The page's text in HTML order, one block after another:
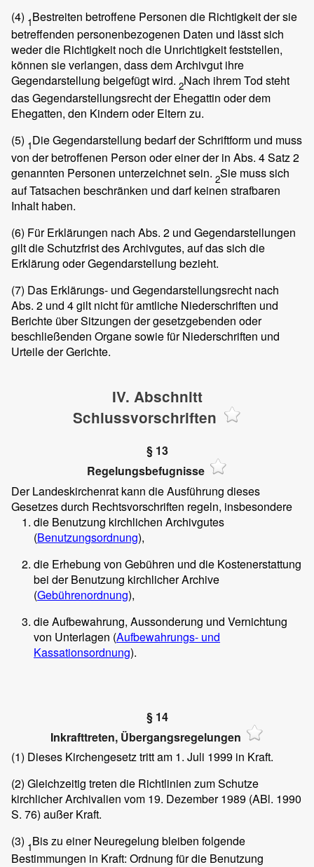
(4) 1Bestreiten betroffene Personen die Richtigkeit der sie
betreffenden personenbezogenen Daten und lässt sich
weder die Richtigkeit noch die Unrichtigkeit feststellen,
können sie verlangen, dass dem Archivgut ihre
Gegendarstellung beigefügt wird. 2Nach ihrem Tod steht
das Gegendarstellungsrecht der Ehegattin oder dem
Ehegatten, den Kindern oder Eltern zu.
(5) 1Die Gegendarstellung bedarf der Schriftform und muss
von der betroffenen Person oder einer der in Abs. 4 Satz 2
genannten Personen unterzeichnet sein. 2Sie muss sich
auf Tatsachen beschränken und darf keinen strafbaren
Inhalt haben.
(6) Für Erklärungen nach Abs. 2 und Gegendarstellungen
gilt die Schutzfrist des Archivgutes, auf das sich die
Erklärung oder Gegendarstellung bezieht.
(7) Das Erklärungs- und Gegendarstellungsrecht nach
Abs. 2 und 4 gilt nicht für amtliche Niederschriften und
Berichte über Sitzungen der gesetzgebenden oder
beschließenden Organe sowie für Niederschriften und
Urteile der Gerichte.
IV. Abschnitt
Schlussvorschriften
§ 13
Regelungsbefugnisse
Der Landeskirchenrat kann die Ausführung dieses
Gesetzes durch Rechtsvorschriften regeln, insbesondere
die Benutzung kirchlichen Archivgutes
(Benutzungsordnung),
die Erhebung von Gebühren und die Kostenerstattung
bei der Benutzung kirchlicher Archive
(Gebührenordnung),
die Aufbewahrung, Aussonderung und Vernichtung
von Unterlagen (Aufbewahrungs- und
Kassationsordnung).
§ 14
Inkrafttreten, Übergangsregelungen
(1) Dieses Kirchengesetz tritt am 1. Juli 1999 in Kraft.
(2) Gleichzeitig treten die Richtlinien zum Schutze
kirchlicher Archivalien vom 19. Dezember 1989 (ABl. 1990
S. 76) außer Kraft.
(3) 1Bis zu einer Neuregelung bleiben folgende
Bestimmungen in Kraft: Ordnung für die Benutzung